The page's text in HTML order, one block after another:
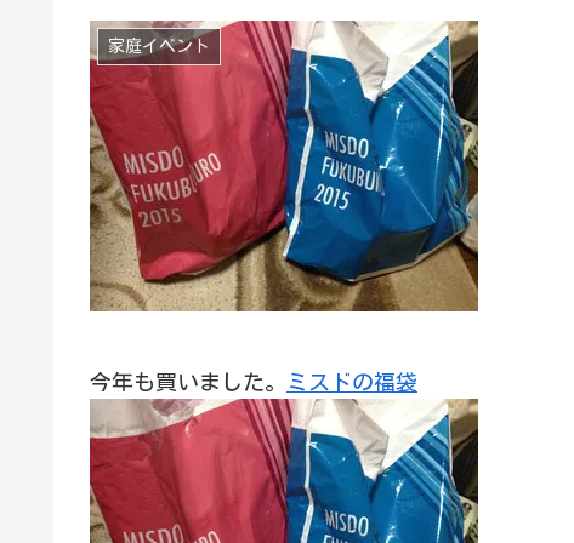
家庭イベント
今年も買いました。 ミスドの福袋